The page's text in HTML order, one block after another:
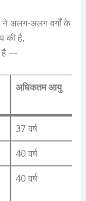
ने अलग-अलग वर्गों के
की है,
है —
अधिकतम आयु
37 वर्ष
40 वर्ष
40 वर्ष